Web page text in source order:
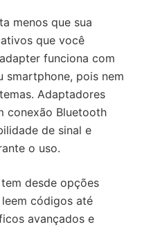
menos que sua
que você
funciona com
smartphone, pois nem
Adaptadores
conexão Bluetooth
de sinal e
o uso.
desde opções
códigos até
avançados e